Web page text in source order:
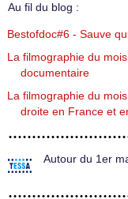
Au fil du blog :
Bestofdoc#6 - Sauve
La filmographie du
documentaire
La filmographie du
droite en France et
Autour du 1er